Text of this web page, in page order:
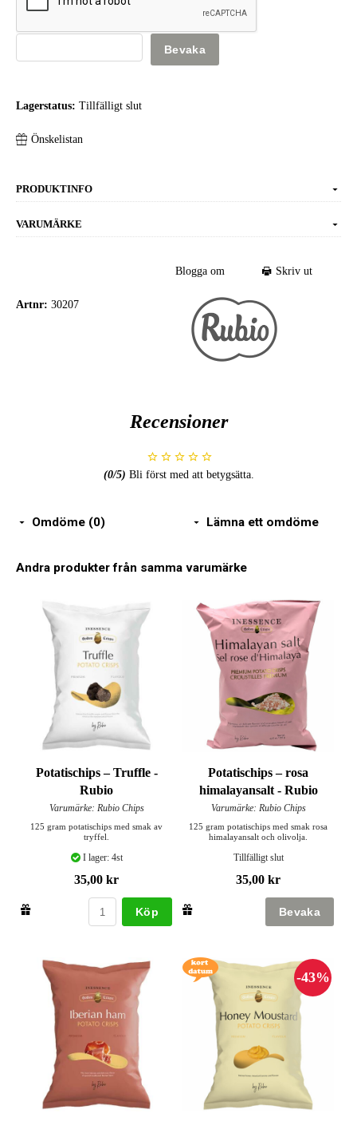
Bevaka
Lagerstatus: Tillfälligt slut
Önskelistan
PRODUKTINFO
VARUMÄRKE
Blogga om Skriv ut
Artnr: 30207
Recensioner
(0/5) Bli först med att betygsätta.
Omdöme (0) Lämna ett omdöme
Andra produkter från samma varumärke
Potatischips – Truffle -
Rubio
Varumärke: Rubio Chips
125 gram potatischips med smak av
tryffel.
I lager: 4st
35,00 kr
Köp
Potatischips – rosa
himalayansalt - Rubio
Varumärke: Rubio Chips
125 gram potatischips med smak rosa
himalayansalt och olivolja.
Tillfälligt slut
35,00 kr